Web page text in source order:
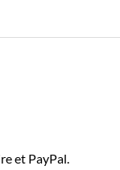
et PayPal.